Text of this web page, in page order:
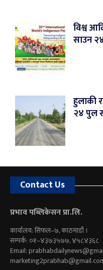
विश्व
साउन
हुलाकी
२४ पुल
Contact Us
प्रभाव पब्लिकेसन प्रा.लि.
कार्यालय: सिफल–७, काठमाडौं ।
सम्पर्क: ०१–४३७३५७७, ४५८४३६८
Email: